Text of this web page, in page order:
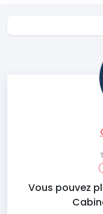
Vous pouvez